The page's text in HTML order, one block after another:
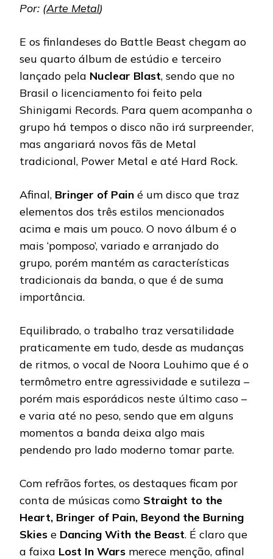
Por: (Arte Metal)
E os finlandeses do Battle Beast chegam ao
seu quarto álbum de estúdio e terceiro
lançado pela Nuclear Blast, sendo que no
Brasil o licenciamento foi feito pela
Shinigami Records. Para quem acompanha o
grupo há tempos o disco não irá surpreender,
mas angariará novos fãs de Metal
tradicional, Power Metal e até Hard Rock.
Afinal, Bringer of Pain é um disco que traz
elementos dos três estilos mencionados
acima e mais um pouco. O novo álbum é o
mais ‘pomposo’, variado e arranjado do
grupo, porém mantém as características
tradicionais da banda, o que é de suma
importância.
Equilibrado, o trabalho traz versatilidade
praticamente em tudo, desde as mudanças
de ritmos, o vocal de Noora Louhimo que é o
termômetro entre agressividade e sutileza –
porém mais esporádicos neste último caso –
e varia até no peso, sendo que em alguns
momentos a banda deixa algo mais
pendendo pro lado moderno tomar parte.
Com refrãos fortes, os destaques ficam por
conta de músicas como Straight to the
Heart, Bringer of Pain, Beyond the Burning
Skies e Dancing With the Beast. É claro que
a faixa Lost In Wars merece menção, afinal